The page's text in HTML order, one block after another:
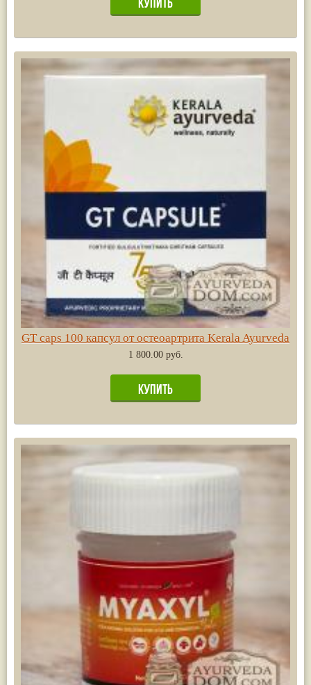
GT caps 100 капсул от остеоартрита Kerala Ayurveda
1 800.00 руб.